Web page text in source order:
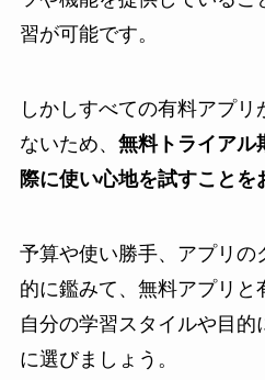
習が可能です。
しかしすべての有料アプ
ないため、 無料トライアル
際に使い心地を試すことを
予算や使い勝手、アプリの
的に鑑みて、無料アプリと
自分の学習スタイルや目的
に選びましょう。